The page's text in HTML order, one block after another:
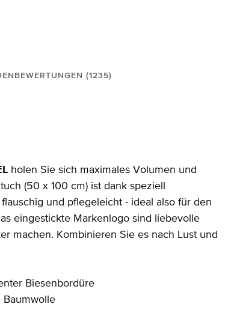
(1235)
cm"
holen Sie sich maximales Volumen und
(50 x 100 cm) ist dank speziell
und pflegeleicht - ideal also für den
eingestickte Markenlogo sind liebevolle
machen. Kombinieren Sie es nach Lust und
Biesenbordüre
Baumwolle